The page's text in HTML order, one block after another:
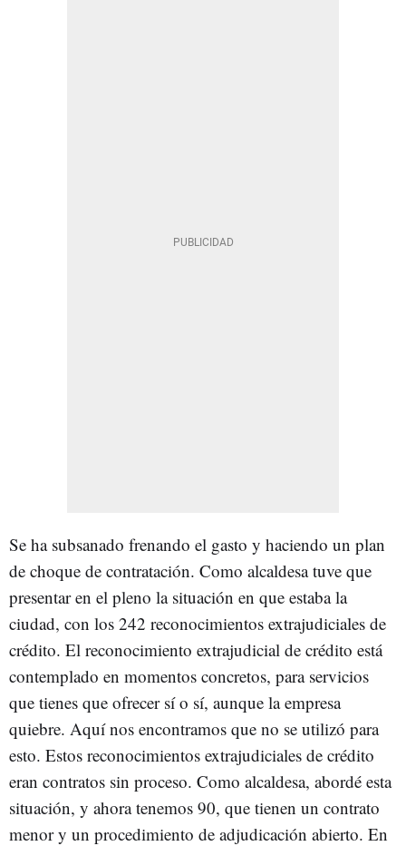
Se ha subsanado frenando el gasto y haciendo un plan
de choque de contratación. Como alcaldesa tuve que
presentar en el pleno la situación en que estaba la
ciudad, con los 242 reconocimientos extrajudiciales de
crédito. El reconocimiento extrajudicial de crédito está
contemplado en momentos concretos, para servicios
que tienes que ofrecer sí o sí, aunque la empresa
quiebre. Aquí nos encontramos que no se utilizó para
esto. Estos reconocimientos extrajudiciales de crédito
eran contratos sin proceso. Como alcaldesa, abordé esta
situación, y ahora tenemos 90, que tienen un contrato
menor y un procedimiento de adjudicación abierto. En